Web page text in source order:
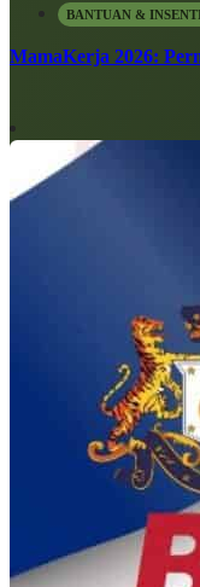
BANTUAN &
MamaKerja 2026: